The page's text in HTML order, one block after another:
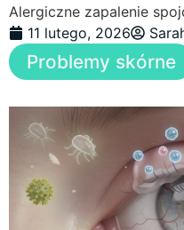
Alergiczne zapalenie
11 lutego, 2026
Problemy skórne